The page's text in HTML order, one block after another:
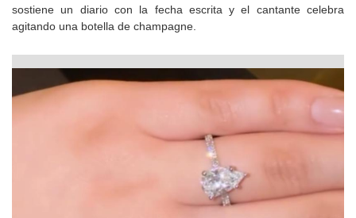
sostiene un diario con la fecha escrita y el cantante celebra
agitando una botella de champagne.